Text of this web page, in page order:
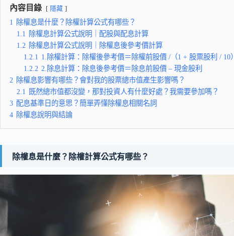
內容目錄 隱藏
1 除權息是什麼？除權計算公式有哪些？
1.1 除權息計算公式說明｜配股與配息計算
1.2 除權息計算公式說明｜除權息後參考價計算
1.2.1 1.除權計算：除權後參考價＝除權前股價 /（1 + 股票股利 / 10）
1.2.2 2.除息計算：除息後參考價＝除息前股價 – 現金股利
2 除權息影響有哪些？會對我的股票總市值產生影響嗎？
2.1 既然總市值都沒變，那對投資人有什麼好處？我需要參加嗎？
3 配息基準日的意思？簡單弄懂除權息相關名詞
4 除權息說明與結論
除權息是什麼？除權計算公式有哪些？